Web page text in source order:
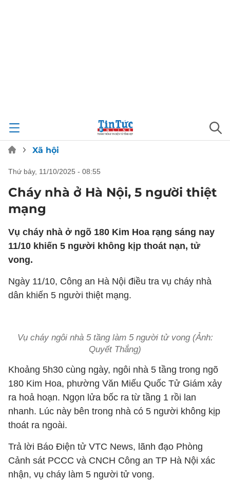
Xã hội
thứ bảy, 11/10/2025 - 08:55
Cháy nhà ở Hà Nội, 5 người thiệt
mạng
Vụ cháy nhà ở ngõ 180 Kim Hoa rạng sáng nay
11/10 khiến 5 người không kịp thoát nạn, tử
vong.
Ngày 11/10, Công an Hà Nội điều tra vụ cháy nhà
dân khiến 5 người thiệt mạng.
Vụ cháy ngôi nhà 5 tầng làm 5 người tử vong (Ảnh:
Quyết Thắng)
Khoảng 5h30 cùng ngày, ngôi nhà 5 tầng trong ngõ
180 Kim Hoa, phường Văn Miếu Quốc Tử Giám xảy
ra hoả hoạn. Ngọn lửa bốc ra từ tầng 1 rồi lan
nhanh. Lúc này bên trong nhà có 5 người không kịp
thoát ra ngoài.
Trả lời Báo Điện tử VTC News, lãnh đạo Phòng
Cảnh sát PCCC và CNCH Công an TP Hà Nội xác
nhận, vụ cháy làm 5 người tử vong.